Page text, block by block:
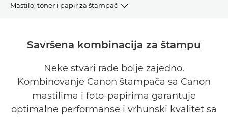
Mastilo, toner i papir za štampač
TONER
PAPIR
Savršena kombinacija za štampu
Neke stvari rade bolje zajedno.
Kombinovanje Canon štampača sa Canon
mastilima i foto-papirima garantuje
optimalne performanse i vrhunski kvalitet sa